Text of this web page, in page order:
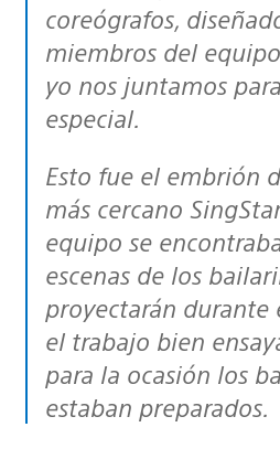
coreógrafos,
miembros del
yo nos juntamos
especial.
Esto fue el embrión del cada vez
más cercano
equipo se
escenas de los
proyectarán durante
el trabajo bien
para la ocasión los
estaban preparados.